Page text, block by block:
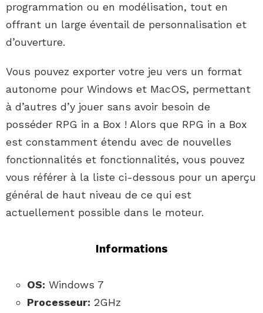
programmation ou en modélisation, tout en
offrant un large éventail de personnalisation et
d’ouverture.
Vous pouvez exporter votre jeu vers un format
autonome pour Windows et MacOS, permettant
à d’autres d’y jouer sans avoir besoin de
posséder RPG in a Box ! Alors que RPG in a Box
est constamment étendu avec de nouvelles
fonctionnalités et fonctionnalités, vous pouvez
vous référer à la liste ci-dessous pour un aperçu
général de haut niveau de ce qui est
actuellement possible dans le moteur.
Informations
OS: Windows 7
Processeur: 2GHz